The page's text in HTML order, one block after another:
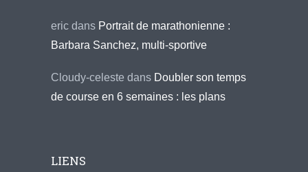
eric dans Portrait de marathonienne :
Barbara Sanchez, multi-sportive
Cloudy-celeste dans Doubler son temps
de course en 6 semaines : les plans
LIENS